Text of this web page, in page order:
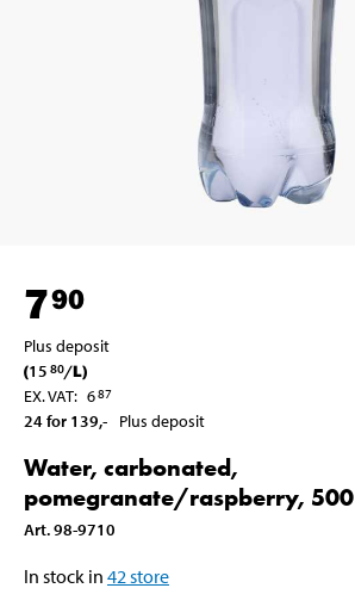
790
Plus deposit
(15 80/L)
EX. VAT: 687
24 for 139,- Plus deposit
Water, carbonated,
pomegranate/raspberry,
Art.98-9710
In stock in 42 store